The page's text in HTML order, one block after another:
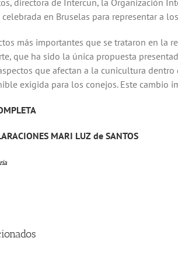
directora de Intercun, la Organización
celebrada en Bruselas para representar a
más importantes que se trataron en la
que ha sido la única propuesta
que afectan a la cunicultura
exigida para los conejos. Este cambio
MARI LUZ de SANTOS